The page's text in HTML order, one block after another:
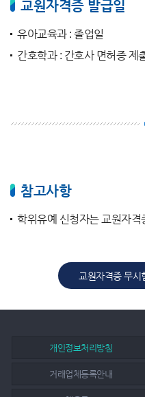
교원자격증 발급일
유아교육과 : 졸업일
간호학과 : 간호사 면허증 제
참고사항
학위유예 신청자는 교원자격
교원자격증 무
개인정보처리방침
거래업체등록안내